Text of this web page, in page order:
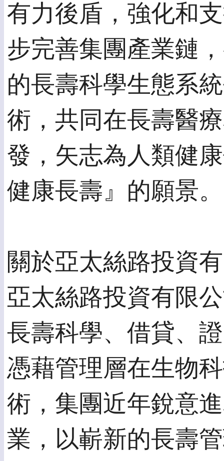
有力後盾，強化和
步完善集團產業鏈
的長壽科學生態系
術，共同在長壽醫
發，矢志為人類健
健康長壽』的願景
關於亞太絲路投資
亞太絲路投資有限
長壽科學、借貸、
憑藉管理層在生物
術，集團近年銳意
業，以嶄新的長壽